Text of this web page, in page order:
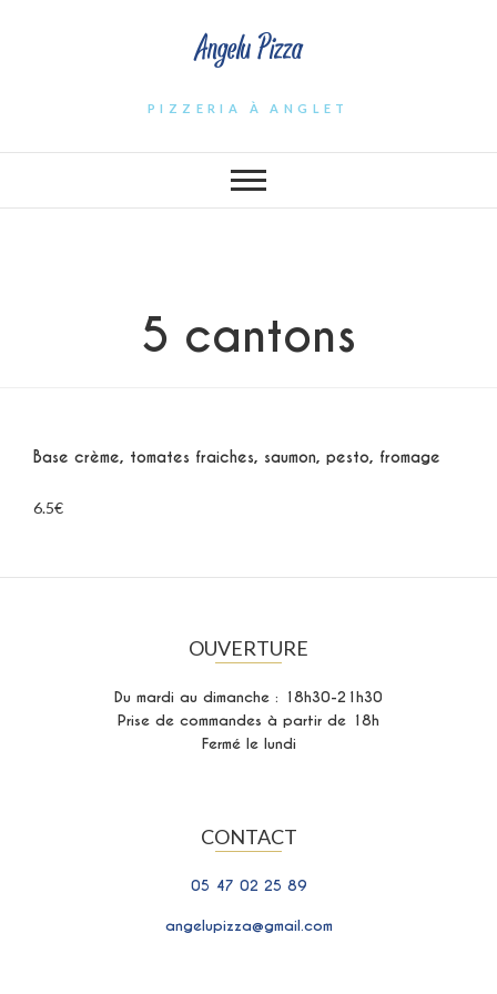
Angelu Pizza
PIZZERIA À ANGLET
5 cantons
Base crème, tomates fraiches, saumon, pesto, fromage
6.5€
OUVERTURE
Du mardi au dimanche : 18h30-21h30
Prise de commandes à partir de 18h
Fermé le lundi
CONTACT
05 47 02 25 89
angelupizza@gmail.com